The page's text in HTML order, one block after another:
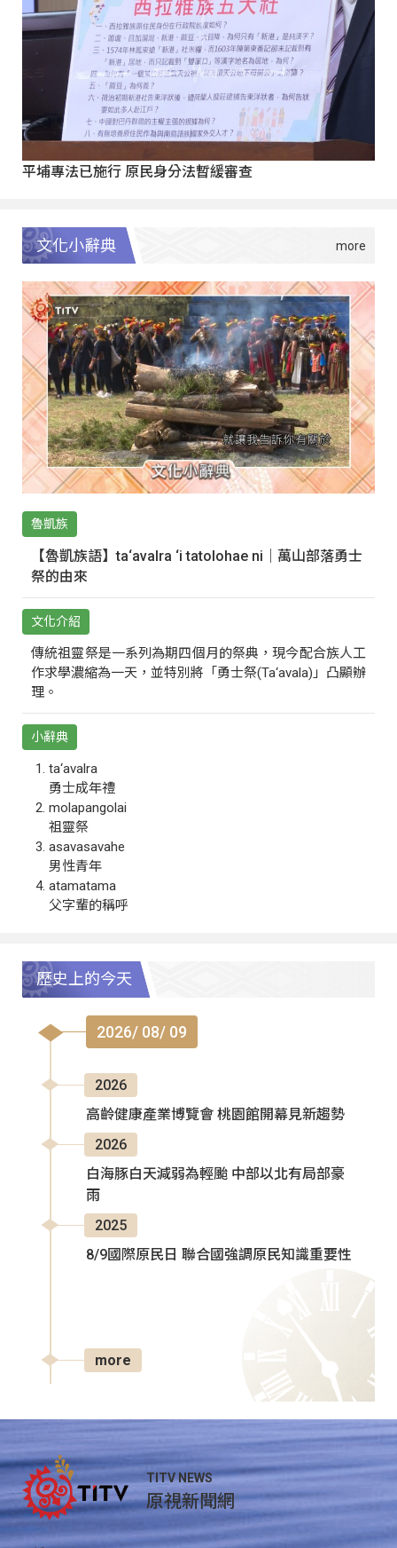
平埔專法已施行 原民身分法暫緩審查
文化小辭典
魯凱族
【魯凱族語】ta‘avalra ‘i tatolohae ni｜萬山部落勇士
祭的由來
文化介紹
傳統祖靈祭是一系列為期四個月的祭典，現今配合族人工
作求學濃縮為一天，並特別將「勇士祭(Ta‘avala)」凸顯辦
理。
小辭典
ta‘avalra
勇士成年禮
molapangolai
祖靈祭
asavasavahe
男性青年
atamatama
父字輩的稱呼
歷史上的今天
2026/ 08/ 09
2026
高齡健康產業博覽會 桃園館開幕見新趨勢
2026
白海豚白天減弱為輕颱 中部以北有局部豪
雨
2025
8/9國際原民日 聯合國強調原民知識重要性
more
TITV NEWS
原視新聞網